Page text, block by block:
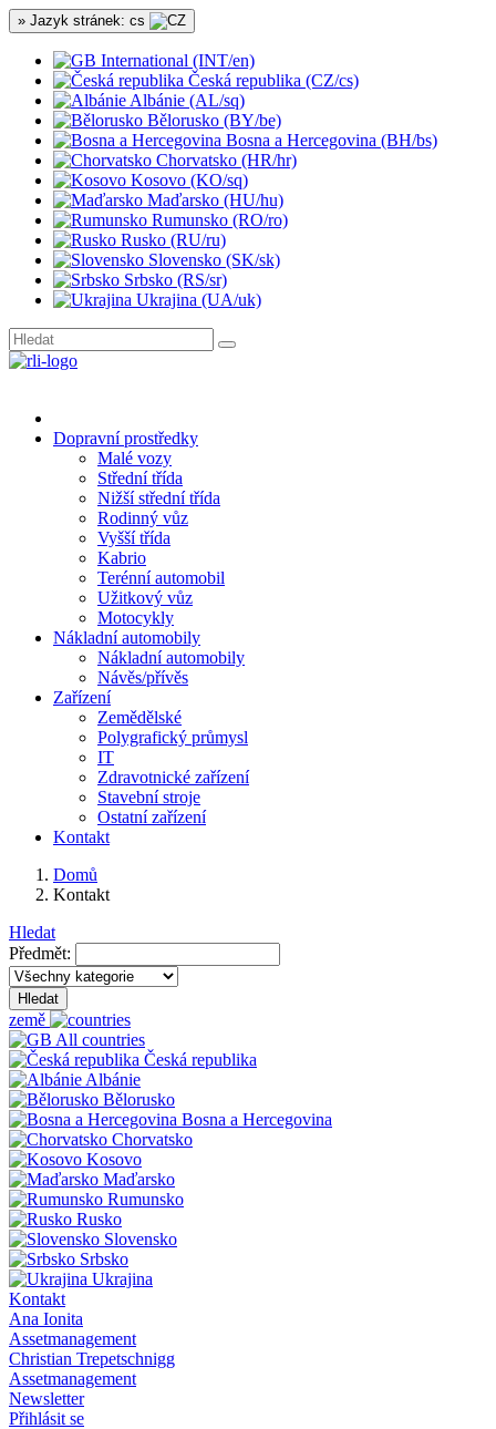
» Jazyk stránek: cs
International (INT/en)
Česká republika (CZ/cs)
Albánie (AL/sq)
Bělorusko (BY/be)
Bosna a Hercegovina (BH/bs)
Chorvatsko (HR/hr)
Kosovo (KO/sq)
Maďarsko (HU/hu)
Rumunsko (RO/ro)
Rusko (RU/ru)
Slovensko (SK/sk)
Srbsko (RS/sr)
Ukrajina (UA/uk)
Dopravní prostředky
Malé vozy
Střední třída
Nižší střední třída
Rodinný vůz
Vyšší třída
Kabrio
Terénní automobil
Užitkový vůz
Motocykly
Nákladní automobily
Nákladní automobily
Návěs/přívěs
Zařízení
Zemědělské
Polygrafický průmysl
IT
Zdravotnické zařízení
Stavební stroje
Ostatní zařízení
Kontakt
Domů
Kontakt
Hledat
Předmět:
Hledat
země
All countries
Česká republika
Albánie
Bělorusko
Bosna a Hercegovina
Chorvatsko
Kosovo
Maďarsko
Rumunsko
Rusko
Slovensko
Srbsko
Ukrajina
Kontakt
Ana Ionita
Assetmanagement
Christian Trepetschnigg
Assetmanagement
Newsletter
Přihlásit se